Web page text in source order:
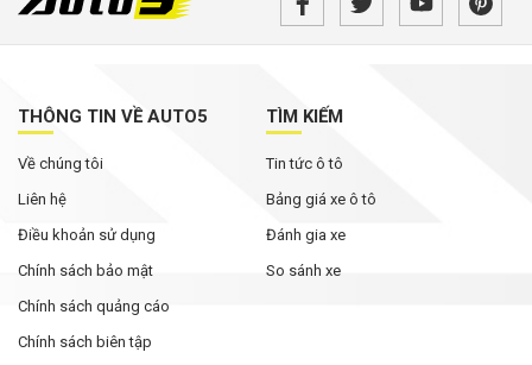
THÔNG TIN VỀ AUTO5
Về chúng tôi
Liên hệ
Điều khoản sử dụng
Chính sách bảo mật
Chính sách quảng cáo
Chính sách biên tập
TÌM KIẾM
Tin tức ô tô
Bảng giá xe ô tô
Đánh gia xe
So sánh xe